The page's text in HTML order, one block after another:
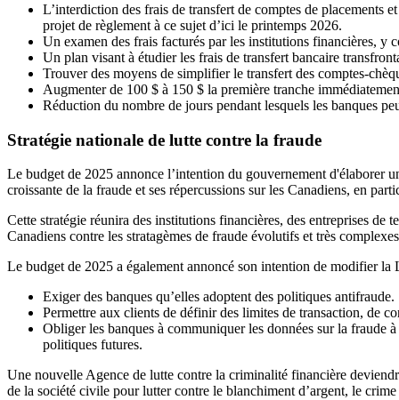
L’interdiction des frais de transfert de comptes de placements
projet de règlement à ce sujet d’ici le printemps 2026.
Un examen des frais facturés par les institutions financières, y
Un plan visant à étudier les frais de transfert bancaire
Trouver des moyens de simplifier le transfert des comptes-
Augmenter de 100 $ à 150 $ la première tranche
Réduction du nombre de jours pendant lesquels les banques
Stratégie nationale de lutte contre la fraude
Le budget de 2025 annonce l’intention du gouvernement d'élaborer
croissante de la fraude et ses répercussions sur les Canadiens, en
Cette stratégie réunira des institutions financières, des entreprises de
Canadiens contre les stratagèmes de fraude évolutifs et très
Le budget de 2025 a également annoncé son intention de modifier la
Exiger des banques qu’elles adoptent des politiques antifraude.
Permettre aux clients de définir des limites de transaction, de
Obliger les banques à communiquer les données sur la fraude
politiques futures.
Une nouvelle Agence de lutte contre la criminalité financière
de la société civile pour lutter contre le blanchiment d’argent, le